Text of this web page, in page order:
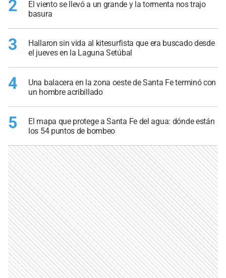
2
El viento se llevó a un grande y la tormenta nos trajo
basura
3
Hallaron sin vida al kitesurfista que era buscado desde
el jueves en la Laguna Setúbal
4
Una balacera en la zona oeste de Santa Fe terminó con
un hombre acribillado
5
El mapa que protege a Santa Fe del agua: dónde están
los 54 puntos de bombeo